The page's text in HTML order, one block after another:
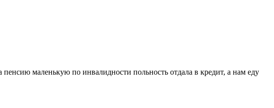
маленькую по инвалидности польность отдала в кредит, а нам еду